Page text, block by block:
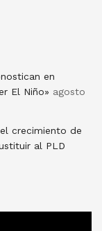
en
El Niño» agosto
crecimiento de
al PLD